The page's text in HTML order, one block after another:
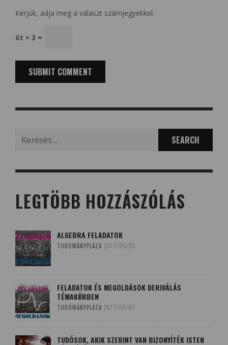
Kérjük, adja meg a választ számjegyekkel:
öt × 3 =
for:
LEGTÖBB HOZZÁSZÓLÁS
ALGEBRA FELADATOK
TUDOMÁNYPLÁZA 2017/05/23
FELADATOK ÉS MEGOLDÁSOK DERIVÁLÁS
TÉMAKÖRBEN
TUDOMÁNYPLÁZA 2017/05/07
TUDÓSOK, AKIK SZERINT VAN BIZONYÍTÉK ISTEN